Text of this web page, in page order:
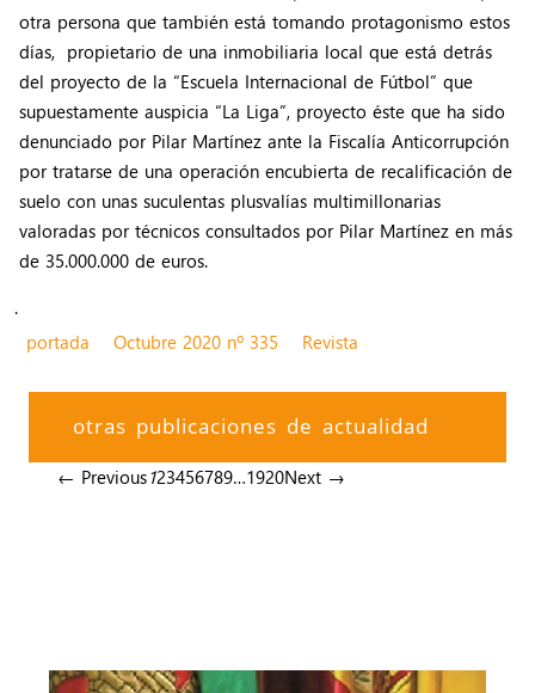
otra persona que también está tomando protagonismo estos
días, propietario de una inmobiliaria local que está detrás
del proyecto de la “Escuela Internacional de Fútbol” que
supuestamente auspicia “La Liga”, proyecto éste que ha sido
denunciado por Pilar Martínez ante la Fiscalía Anticorrupción
por tratarse de una operación encubierta de recalificación de
suelo con unas suculentas plusvalías multimillonarias
valoradas por técnicos consultados por Pilar Martínez en más
de 35.000.000 de euros.
.
portada
Octubre 2020 nº 335 Revista
otras publicaciones de actualidad
← Previous123456789…1920Next →